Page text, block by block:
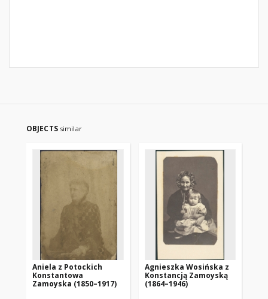
OBJECTS similar
Aniela z Potockich
Konstantowa
Zamoyska (1850–1917)
Agnieszka Wosińska z
Konstancją Zamoyską
(1864–1946)